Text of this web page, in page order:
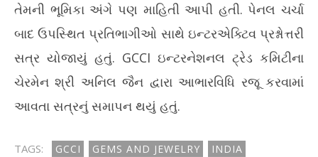
તેમની ભૂમિકા અંગે પણ માહિતી આપી હતી. પેનલ ચર્ચા
બાદ ઉપસ્થિત પ્રતિભાગીઓ સાથે ઇન્ટરએક્ટિવ પ્રશ્નોત્તરી
સત્ર યોજાયું હતું. GCCI ઇન્ટરનેશનલ ટ્રેડ કમિટીના
ચેરમેન શ્રી અનિલ જૈન દ્વારા આભારવિધિ રજૂ કરવામાં
આવતા સત્રનું સમાપન થયું હતું.
TAGS: GCCI GEMS AND JEWELRY
INDIA